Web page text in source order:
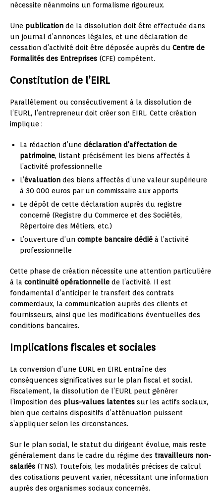
nécessite néanmoins un formalisme rigoureux.
Une publication de la dissolution doit être effectuée dans
un journal d’annonces légales, et une déclaration de
cessation d’activité doit être déposée auprès du Centre de
Formalités des Entreprises (CFE) compétent.
Constitution de l’EIRL
Parallèlement ou consécutivement à la dissolution de
l’EURL, l’entrepreneur doit créer son EIRL. Cette création
implique :
La rédaction d’une déclaration d’affectation de
patrimoine, listant précisément les biens affectés à
l’activité professionnelle
L’évaluation des biens affectés d’une valeur supérieure
à 30 000 euros par un commissaire aux apports
Le dépôt de cette déclaration auprès du registre
concerné (Registre du Commerce et des Sociétés,
Répertoire des Métiers, etc.)
L’ouverture d’un compte bancaire dédié à l’activité
professionnelle
Cette phase de création nécessite une attention particulière
à la continuité opérationnelle de l’activité. Il est
fondamental d’anticiper le transfert des contrats
commerciaux, la communication auprès des clients et
fournisseurs, ainsi que les modifications éventuelles des
conditions bancaires.
Implications fiscales et sociales
La conversion d’une EURL en EIRL entraîne des
conséquences significatives sur le plan fiscal et social.
Fiscalement, la dissolution de l’EURL peut générer
l’imposition des plus-values latentes sur les actifs sociaux,
bien que certains dispositifs d’atténuation puissent
s’appliquer selon les circonstances.
Sur le plan social, le statut du dirigeant évolue, mais reste
généralement dans le cadre du régime des travailleurs non-
salariés (TNS). Toutefois, les modalités précises de calcul
des cotisations peuvent varier, nécessitant une information
auprès des organismes sociaux concernés.